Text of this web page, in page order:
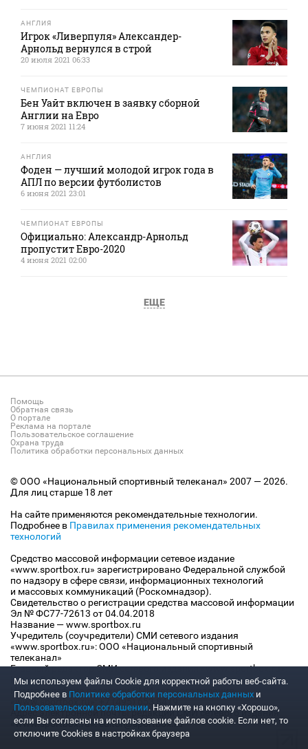
АНГЛИЯ
Игрок «Ливерпуля» Александер-
Арнольд вернулся в строй
20 июля 2021 06:33
ЧЕМПИОНАТ ЕВРОПЫ
Бен Уайт включен в заявку сборной
Англии на Евро
7 июня 2021 11:24
АНГЛИЯ
Фоден — лучший молодой игрок года в
АПЛ по версии футболистов
6 июня 2021 23:01
ЧЕМПИОНАТ ЕВРОПЫ
Официально: Александр-Арнольд
пропустит Евро-2020
4 июня 2021 02:00
ЕЩЕ
Помощь
Обратная связь
О портале
Реклама на портале
Пользовательское соглашение
Охрана труда
Политика обработки персональных данных
© ООО «Национальный спортивный телеканал» 2007 — 2026.
Для лиц старше 18 лет
На сайте применяются рекомендательные технологии.
Подробнее в Правилах применения рекомендательных
технологий
Средство массовой информации сетевое издание
«www.sportbox.ru» зарегистрировано Федеральной службой
по надзору в сфере связи, информационных технологий
и массовых коммуникаций (Роскомнадзор).
Свидетельство о регистрации средства массовой информации
Эл № ФС77-72613 от 04.04.2018
Название — www.sportbox.ru
Учредитель (соучредители) СМИ сетевого издания
«www.sportbox.ru»: ООО «Национальный спортивный
телеканал»
Главный редактор СМИ сетевого издания «www.sportbox.ru»:
Конов В.А.
Номер телефона редакции СМИ сетевого издания
«www.sportbox.ru»: +7 (495) 653 8419
Адрес электронной почты редакции СМИ сетевого издания
«www.sportbox.ru»: editor@sportbox.ru
Мы используем файлы Сookie для корректной работы веб-сайта.
Подробнее в Политике обработки персональных данных и
Пользовательском соглашении. Нажмите на кнопку «Хорошо»,
если Вы согласны на использование файлов cookie. Если нет, то
отключите Cookies в настройках браузера